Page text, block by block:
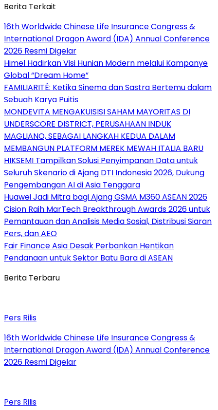
Berita Terkait
16th Worldwide Chinese Life Insurance Congress &
International Dragon Award (IDA) Annual Conference
2026 Resmi Digelar
Himel Hadirkan Visi Hunian Modern melalui Kampanye
Global “Dream Home”
FAMILIARITÉ: Ketika Sinema dan Sastra Bertemu dalam
Sebuah Karya Puitis
MONDEVITA MENGAKUISISI SAHAM MAYORITAS DI
UNDERSCORE DISTRICT, PERUSAHAAN INDUK
MAGLIANO, SEBAGAI LANGKAH KEDUA DALAM
MEMBANGUN PLATFORM MEREK MEWAH ITALIA BARU
HIKSEMI Tampilkan Solusi Penyimpanan Data untuk
Seluruh Skenario di Ajang DTI Indonesia 2026, Dukung
Pengembangan AI di Asia Tenggara
Huawei Jadi Mitra bagi Ajang GSMA M360 ASEAN 2026
Cision Raih MarTech Breakthrough Awards 2026 untuk
Pemantauan dan Analisis Media Sosial, Distribusi Siaran
Pers, dan AEO
Fair Finance Asia Desak Perbankan Hentikan
Pendanaan untuk Sektor Batu Bara di ASEAN
Berita Terbaru
Pers Rilis
16th Worldwide Chinese Life Insurance Congress &
International Dragon Award (IDA) Annual Conference
2026 Resmi Digelar
Pers Rilis